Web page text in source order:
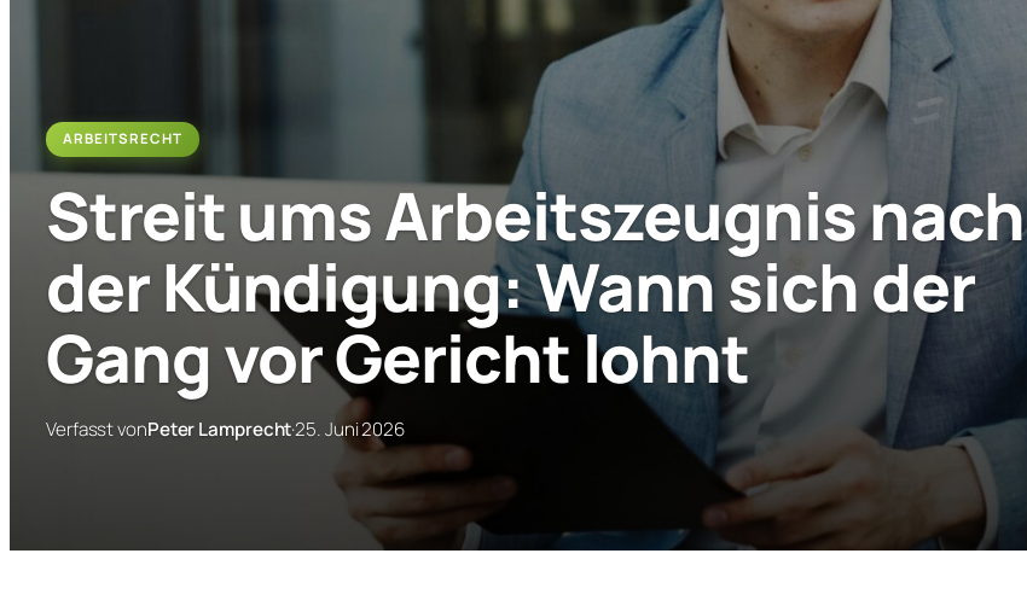
ARBEITSRECHT
Streit ums Arbeitszeugnis nach
der Kündigung: Wann sich der
Gang vor Gericht lohnt
Verfasst vonPeter Lamprecht·25. Juni 2026